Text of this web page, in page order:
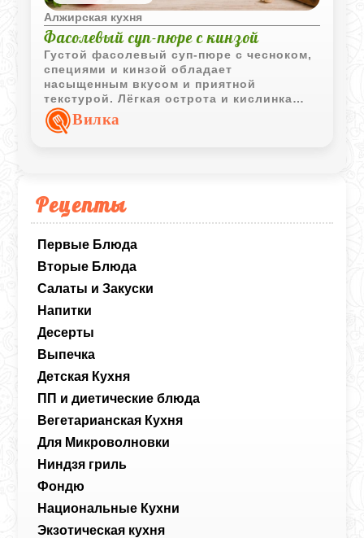
Рецепты
Первые Блюда
Вторые Блюда
Салаты и Закуски
Напитки
Десерты
Выпечка
Детская Кухня
ПП и диетические блюда
Вегетарианская Кухня
Для Микроволновки
Ниндзя гриль
Фондю
Национальные Кухни
Экзотическая кухня
Алжирская кухня
Фасолевый суп-пюре с кинзой
Густой фасолевый суп-пюре с чесноком,
специями и кинзой обладает
насыщенным вкусом и приятной
текстурой. Лёгкая острота и кислинка
при подаче делают блюдо особенно
выразительным.
Вилка